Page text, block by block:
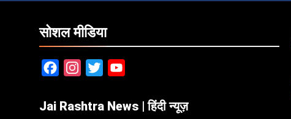
सोशल मीडिया
FacebookInstagram
Twitter
Jai Rashtra News | हिंदी न्यूज़